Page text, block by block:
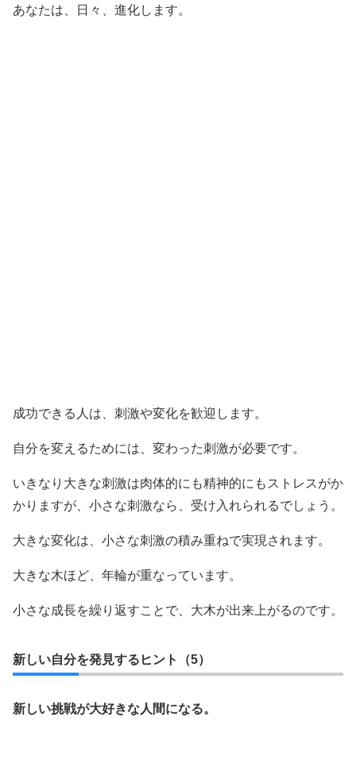
あなたは、日々、進化します。
成功できる人は、刺激や変化を歓迎します。
自分を変えるためには、変わった刺激が必要です。
いきなり大きな刺激は肉体的にも精神的にもストレスがか
かりますが、小さな刺激なら、受け入れられるでしょう。
大きな変化は、小さな刺激の積み重ねで実現されます。
大きな木ほど、年輪が重なっています。
小さな成長を繰り返すことで、大木が出来上がるのです。
新しい自分を発見するヒント（5）
新しい挑戦が大好きな人間になる。